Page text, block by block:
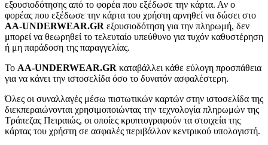
εξουσιοδότησης από το φορέα που εξέδωσε την κάρτα. Αν ο
φορέας που εξέδωσε την κάρτα του χρήστη αρνηθεί να δώσει στο
AA-UNDERWEAR.GR εξουσιοδότηση για την πληρωμή, δεν
μπορεί να θεωρηθεί το τελευταίο υπεύθυνο για τυχόν καθυστέρηση
ή μη παράδοση της παραγγελίας.
Το AA-UNDERWEAR.GR καταβάλλει κάθε εύλογη προσπάθεια
για να κάνει την ιστοσελίδα όσο το δυνατόν ασφαλέστερη.
Όλες οι συναλλαγές μέσω πιστωτικών καρτών στην ιστοσελίδα της
διεκπεραιώνονται χρησιμοποιώντας την τεχνολογία πληρωμών της
Τράπεζας Πειραιώς, οι οποίες κρυπτογραφούν τα στοιχεία της
κάρτας του χρήστη σε ασφαλές περιβάλλον κεντρικού υπολογιστή.